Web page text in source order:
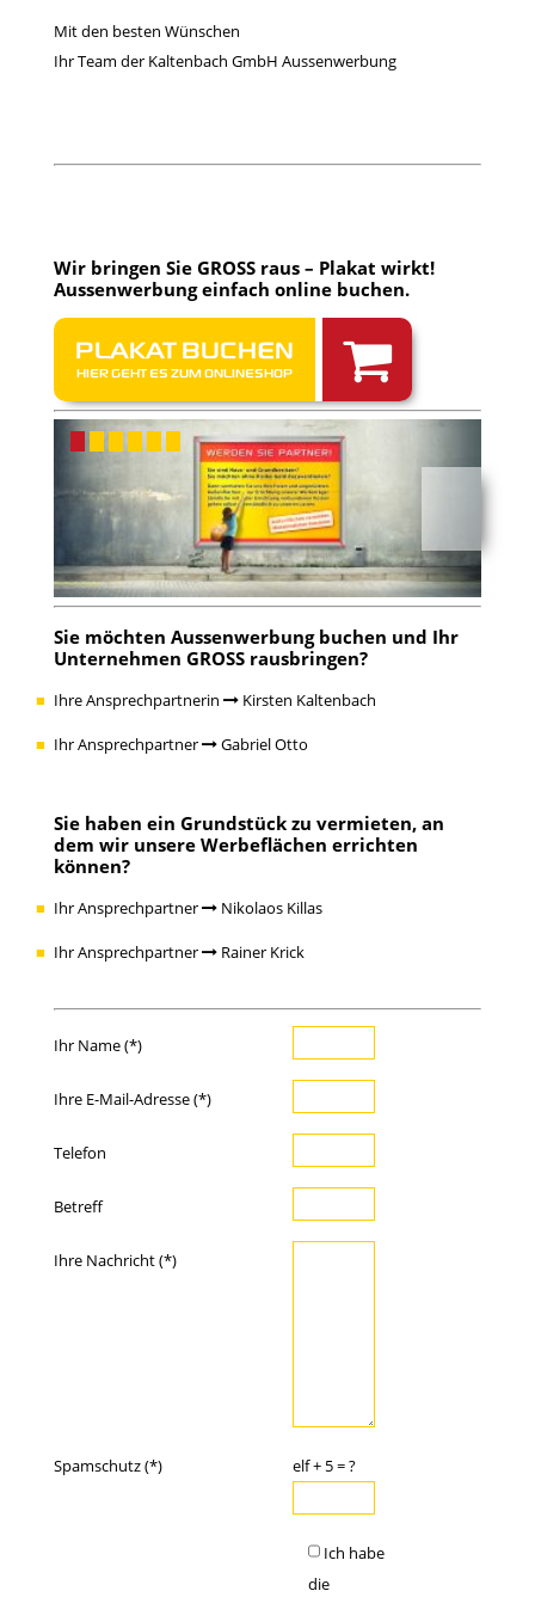
Mit den besten Wünschen
Ihr Team der Kaltenbach GmbH Aussenwerbung
Wir bringen Sie GROSS raus – Plakat wirkt!
Aussenwerbung einfach online buchen.
PLAKAT BUCHEN
HIER GEHT ES ZUM ONLINESHOP
Sie möchten Aussenwerbung buchen und Ihr
Unternehmen GROSS rausbringen?
Ihre Ansprechpartnerin Kirsten Kaltenbach
Ihr Ansprechpartner Gabriel Otto
Sie haben ein Grundstück zu vermieten, an
dem wir unsere Werbeflächen errichten
können?
Ihr Ansprechpartner Nikolaos Killas
Ihr Ansprechpartner Rainer Krick
Ihr Name (*)
Ihre E-Mail-Adresse (*)
Telefon
Betreff
Ihre Nachricht (*)
Spamschutz (*) elf + 5 = ?
Ich habe
die